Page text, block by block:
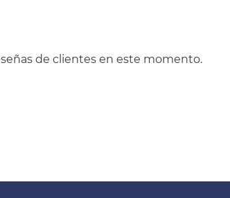
de clientes en este momento.